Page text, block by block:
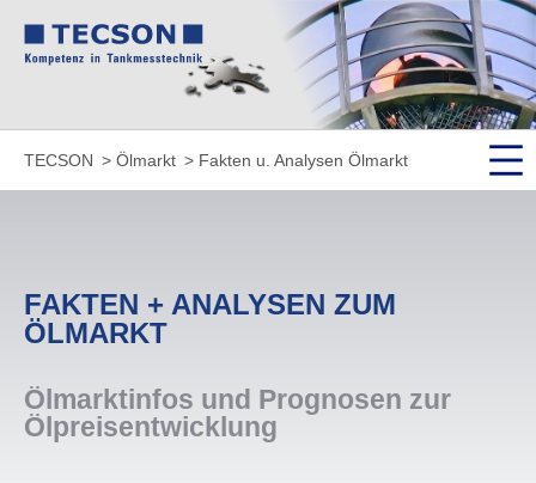
TECSON Ölmarkt Fakten u. Analysen Ölmarkt
FAKTEN + ANALYSEN ZUM
ÖLMARKT
Ölmarkt­infos und Prognosen zur
Ölpreis­ent­wicklung